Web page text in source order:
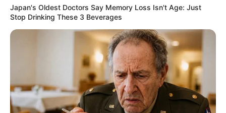
Новини
Скандал у Берегівському ТЦК: сотням чоловіків
незаконно скасовували відстрочки та не
випускали з приміщення (фото)
Попит на нерухомість в Ужгороді зростає –
аналітика девелопера підтверджує
Japan's Oldest Doctors Say Memory Loss Isn't Age: Just
Stop Drinking These 3 Beverages